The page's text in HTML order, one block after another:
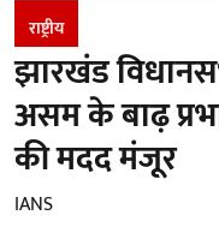
राष्ट्रीय
झारखंड
असम के बाढ़
की मदद मंजूर
IANS